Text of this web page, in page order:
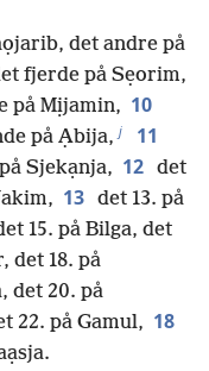
det andre på
fjerde på Sẹorim,
på Mịjamin, 10
på Ạbija, j 11
Sjekạnja, 12 det
13 det 13. på
15. på Bilga, det
det 18. på
det 20. på
22. på Gamul, 18